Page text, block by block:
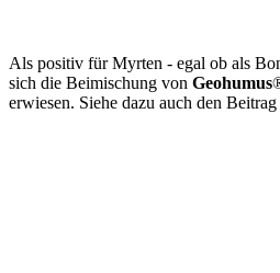
Als positiv für Myrten - egal ob als
sich die Beimischung von Geohumus
erwiesen. Siehe dazu auch den